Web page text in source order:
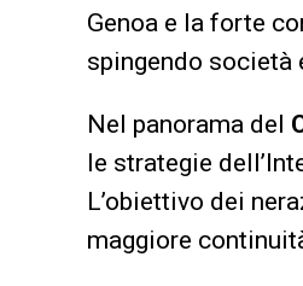
Genoa e la forte
spingendo società
Nel panorama del
le strategie
L’obiettivo dei
maggiore